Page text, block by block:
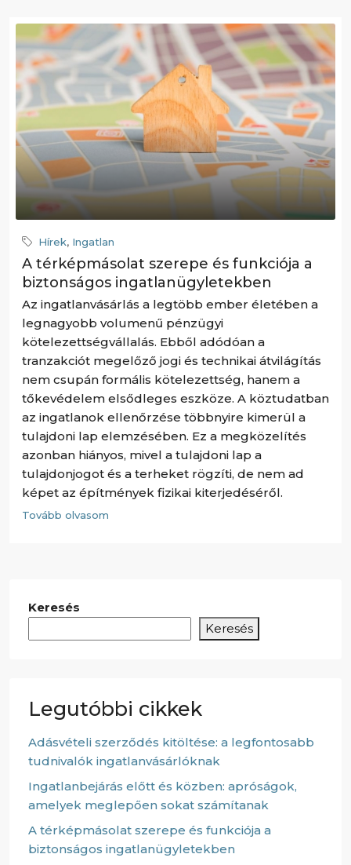
Hírek, Ingatlan
A térképmásolat szerepe és funkciója a
biztonságos ingatlanügyletekben
Az ingatlanvásárlás a legtöbb ember életében a
legnagyobb volumenű pénzügyi
kötelezettségvállalás. Ebből adódóan a
tranzakciót megelőző jogi és technikai átvilágítás
nem csupán formális kötelezettség, hanem a
tőkevédelem elsődleges eszköze. A köztudatban
az ingatlanok ellenőrzése többnyire kimerül a
tulajdoni lap elemzésében. Ez a megközelítés
azonban hiányos, mivel a tulajdoni lap a
tulajdonjogot és a terheket rögzíti, de nem ad
képet az építmények fizikai kiterjedéséről.
Tovább olvasom
Keresés
Keresés
Legutóbbi cikkek
Adásvételi szerződés kitöltése: a legfontosabb
tudnivalók ingatlanvásárlóknak
Ingatlanbejárás előtt és közben: apróságok,
amelyek meglepően sokat számítanak
A térképmásolat szerepe és funkciója a
biztonságos ingatlanügyletekben